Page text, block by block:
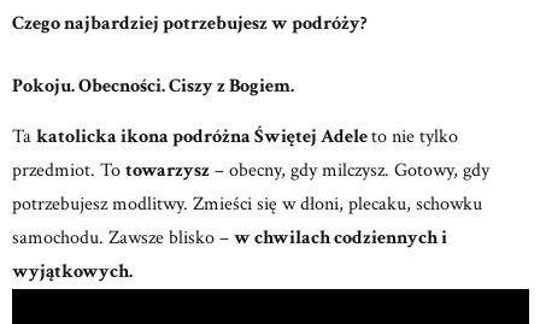
Czego najbardziej potrzebujesz w podróży?
Pokoju. Obecności. Ciszy z Bogiem.
Ta katolicka ikona podróżna Świętej Adeleto nie tylko
przedmiot. To towarzysz – obecny, gdy milczysz. Gotowy, gdy
potrzebujesz modlitwy. Zmieści się w dłoni, plecaku, schowku
samochodu. Zawsze blisko – w chwilach codziennych i
wyjątkowych.